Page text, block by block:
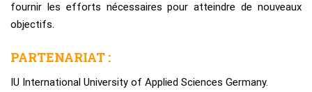
fournir les efforts nécessaires pour atteindre de nouveaux
objectifs.
PARTENARIAT :
IU International University of Applied Sciences Germany.